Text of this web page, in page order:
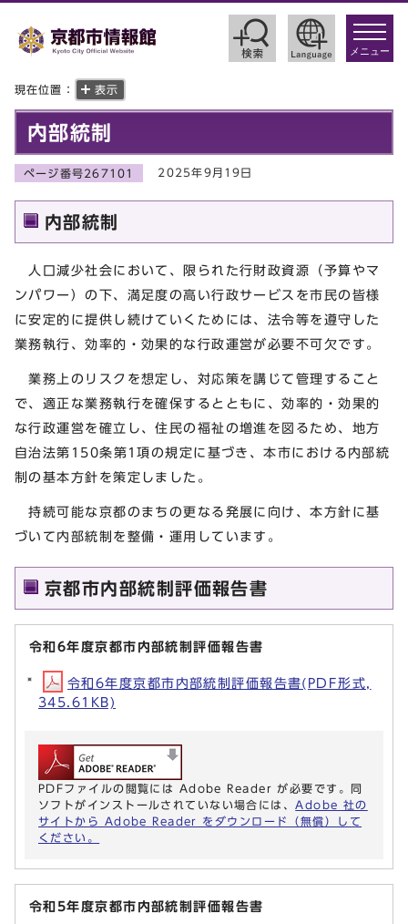
toggle
メニュー
現在位置： 表示
内部統制
ページ番号267101 2025年9月19日
内部統制
人口減少社会において、限られた行財政資源（予算やマ
ンパワー）の下、満足度の高い行政サービスを市民の皆様
に安定的に提供し続けていくためには、法令等を遵守した
業務執行、効率的・効果的な行政運営が必要不可欠です。
業務上のリスクを想定し、対応策を講じて管理すること
で、適正な業務執行を確保するとともに、効率的・効果的
な行政運営を確立し、住民の福祉の増進を図るため、地方
自治法第150条第1項の規定に基づき、本市における内部統
制の基本方針を策定しました。
持続可能な京都のまちの更なる発展に向け、本方針に基
づいて内部統制を整備・運用しています。
京都市内部統制評価報告書
令和6年度京都市内部統制評価報告書
令和6年度京都市内部統制評価報告書(PDF形式,
345.61KB)
PDFファイルの閲覧には Adobe Reader が必要です。同
ソフトがインストールされていない場合には、 Adobe 社の
サイトから Adobe Reader をダウンロード（無償）して
ください。
令和5年度京都市内部統制評価報告書